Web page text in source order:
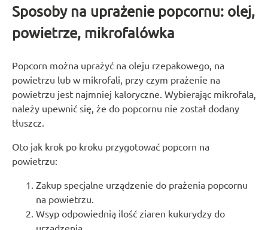
Sposoby na uprażenie popcornu: olej,
powietrze, mikrofalówka
Popcorn można uprażyć na oleju rzepakowego, na
powietrzu lub w mikrofali, przy czym prażenie na
powietrzu jest najmniej kaloryczne. Wybierając mikrofala,
należy upewnić się, że do popcornu nie został dodany
tłuszcz.
Oto jak krok po kroku przygotować popcorn na
powietrzu:
Zakup specjalne urządzenie do prażenia popcornu
na powietrzu.
Wsyp odpowiednią ilość ziaren kukurydzy do